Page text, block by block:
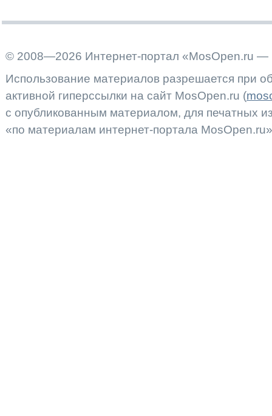
© 2008—2026 Интернет-портал «MosOpen.ru —
Использование материалов разрешается при
активной гиперссылки на сайт MosOpen.ru (
с опубликованным материалом, для печатных
«по материалам интернет-портала